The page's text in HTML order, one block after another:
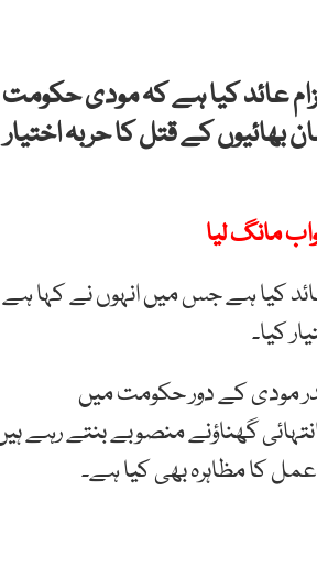
عائد کیا ہے کہ مودی حکومت
بھائیوں کے قتل کا حربہ اختیار
مانگ لیا
عائد کیا ہے جس میں انہوں نے کہا ہے
کیا۔
مودی کے دور حکومت میں
گھناؤنے منصوبے بنتے رہے
کا مظاہرہ بھی کیا ہے۔